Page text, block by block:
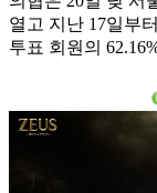
열고 지난 17일부
투표 회원의